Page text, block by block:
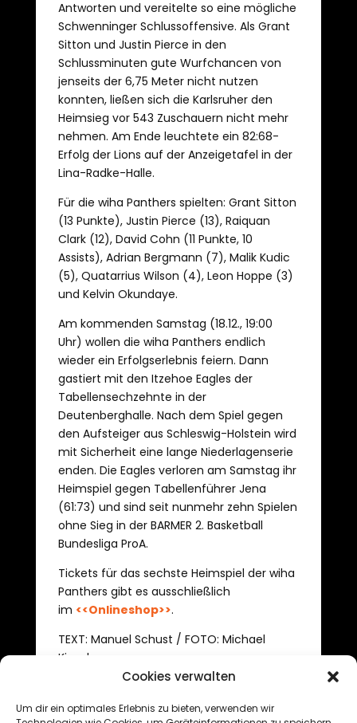
Cookies verwalten
Um dir ein optimales Erlebnis zu bieten, verwenden wir
Antworten und vereitelte so eine mögliche
Schwenninger Schlussoffensive. Als Grant
Sitton und Justin Pierce in den
Schlussminuten gute Wurfchancen von
jenseits der 6,75 Meter nicht nutzen
konnten, ließen sich die Karlsruher den
Heimsieg vor 543 Zuschauern nicht mehr
nehmen. Am Ende leuchtete ein 82:68-
Erfolg der Lions auf der Anzeigetafel in der
Lina-Radke-Halle.
Für die wiha Panthers spielten: Grant Sitton
(13 Punkte), Justin Pierce (13), Raiquan
Clark (12), David Cohn (11 Punkte, 10
Assists), Adrian Bergmann (7), Malik Kudic
(5), Quatarrius Wilson (4), Leon Hoppe (3)
und Kelvin Okundaye.
Am kommenden Samstag (18.12., 19:00
Uhr) wollen die wiha Panthers endlich
wieder ein Erfolgserlebnis feiern. Dann
gastiert mit den Itzehoe Eagles der
Tabellensechzehnte in der
Deutenberghalle. Nach dem Spiel gegen
den Aufsteiger aus Schleswig-Holstein wird
mit Sicherheit eine lange Niederlagenserie
enden. Die Eagles verloren am Samstag ihr
Heimspiel gegen Tabellenführer Jena
(61:73) und sind seit nunmehr zehn Spielen
ohne Sieg in der BARMER 2. Basketball
Bundesliga ProA.
Tickets für das sechste Heimspiel der wiha
Panthers gibt es ausschließlich
im <<Onlineshop>>.
TEXT: Manuel Schust / FOTO: Michael
Kienzler